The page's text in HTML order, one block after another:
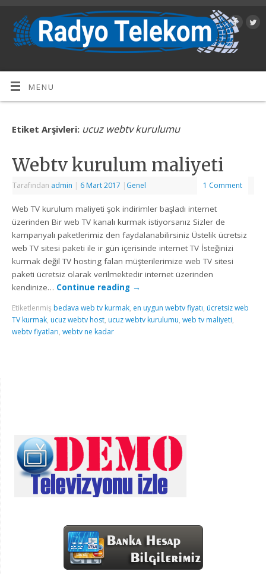
MENU
Etiket Arşivleri: ucuz webtv kurulumu
Webtv kurulum maliyeti
Tarafından admin | 6 Mart 2017 | Genel 1 Comment
Web TV kurulum maliyeti şok indirimler başladı internet
üzerinden Bir web TV kanalı kurmak istiyorsanız Sizler de
kampanyalı paketlerimiz den faydalanabilirsiniz Üstelik ücretsiz
web TV sitesi paketi ile ir gün içerisinde internet TV İsteğinizi
kurmak değil TV hosting falan müşterilerimize web TV sitesi
paketi ücretsiz olarak verilmektedir internet üzerinden
kendinize… Continue reading →
Etiketlenmiş bedava web tv kurmak, en uygun webtv fiyatı, ücretsiz web
TV kurmak, ucuz webtv host, ucuz webtv kurulumu,web tv maliyeti,
webtv fiyatları,webtv ne kadar